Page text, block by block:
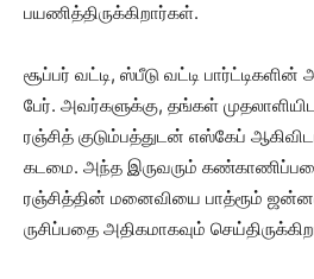
பயணித்திருக்கிறார்கள்.
சூப்பர் வட்டி, ஸ்பீடு வட்டி
பேர். அவர்களுக்கு, தங்கள்
ரஞ்சித் குடும்பத்துடன் எஸ்கேப்
கடமை. அந்த இருவரும்
ரஞ்சித்தின் மனைவியை பாத்ரூம்
ருசிப்பதை அதிகமாகவும்